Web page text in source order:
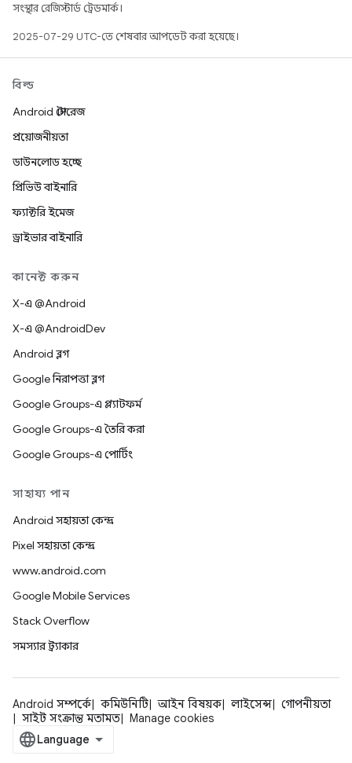
সংস্থার রেজিস্টার্ড ট্রেডমার্ক।
2025-07-29 UTC-তে শেষবার আপডেট করা হয়েছে।
বিল্ড
Android স্টোরেজ
প্রয়োজনীয়তা
ডাউনলোড হচ্ছে
প্রিভিউ বাইনারি
ফ্যাক্টরি ইমেজ
ড্রাইভার বাইনারি
কানেক্ট করুন
X-এ @Android
X-এ @AndroidDev
Android ব্লগ
Google নিরাপত্তা ব্লগ
Google Groups-এ প্ল্যাটফর্ম
Google Groups-এ তৈরি করা
Google Groups-এ পোর্টিং
সাহায্য পান
Android সহায়তা কেন্দ্র
Pixel সহায়তা কেন্দ্র
www.android.com
Google Mobile Services
Stack Overflow
সমস্যার ট্র্যাকার
Android সম্পর্কে কমিউনিটি আইন বিষয়ক লাইসেন্স
গোপনীয়তা
সাইট সংক্রান্ত মতামত
Manage cookies